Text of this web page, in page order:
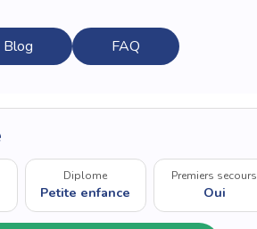
Blog FAQ
Diplome
Petite enfance
Premiers secours
Oui